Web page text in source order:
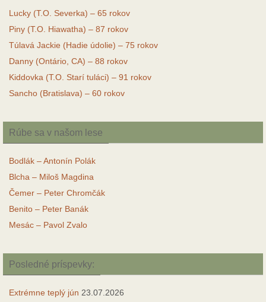
Lucky (T.O. Severka) – 65 rokov
Piny (T.O. Hiawatha) – 87 rokov
Túlavá Jackie (Hadie údolie) – 75 rokov
Danny (Ontário, CA) – 88 rokov
Kiddovka (T.O. Starí tuláci) – 91 rokov
Sancho (Bratislava) – 60 rokov
Rúbe sa v našom lese
Bodlák – Antonín Polák
Blcha – Miloš Magdina
Čemer – Peter Chromčák
Benito – Peter Banák
Mesác – Pavol Zvalo
Posledné príspevky:
Extrémne teplý jún 23.07.2026